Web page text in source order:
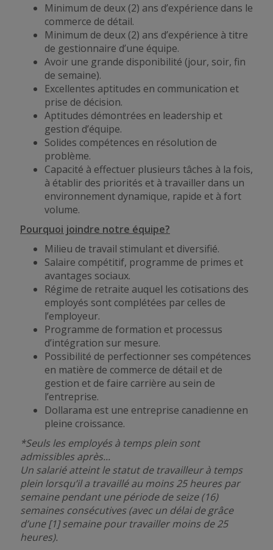
Minimum de deux (2) ans d’expérience dans le
commerce de détail.
Minimum de deux (2) ans d’expérience à titre
de gestionnaire d’une équipe.
Avoir une grande disponibilité (jour, soir, fin
de semaine).
Excellentes aptitudes en communication et
prise de décision.
Aptitudes démontrées en leadership et
gestion d’équipe.
Solides compétences en résolution de
problème.
Capacité à effectuer plusieurs tâches à la fois,
à établir des priorités et à travailler dans un
environnement dynamique, rapide et à fort
volume.
Pourquoi joindre notre équipe?
Milieu de travail stimulant et diversifié.
Salaire compétitif, programme de primes et
avantages sociaux.
Régime de retraite auquel les cotisations des
employés sont complétées par celles de
l’employeur.
Programme de formation et processus
d’intégration sur mesure.
Possibilité de perfectionner ses compétences
en matière de commerce de détail et de
gestion et de faire carrière au sein de
l’entreprise.
Dollarama est une entreprise canadienne en
pleine croissance.
*Seuls les employés à temps plein sont
admissibles après...
Un salarié atteint le statut de travailleur à temps
plein lorsqu’il a travaillé au moins 25 heures par
semaine pendant une période de seize (16)
semaines consécutives (avec un délai de grâce
d’une [1] semaine pour travailler moins de 25
heures).